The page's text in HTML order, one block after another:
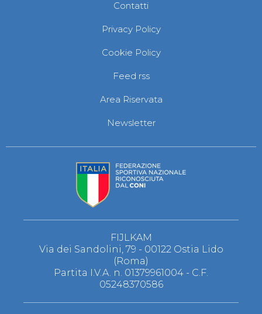
Capoeira
Grappling
BJJ
Pancrazio/Pankration
S'istrumpa
News
Calendario Attività
Difesa Personale MGA
La disciplina
News
Merchandising
Contatti
News
Cookies Accept
Newsletter
Webinar
Corsi Monotematici
Corsi di Specializzazione
Corsi FIJLKAM-FISDIR
Corsi Preparatore Fisico
Edutraining class - Didattica infantile
Corso Direttore di Gara
Contatti
Privacy Policy
Cookie Policy
Feed rss
Area Riservata
Newsletter
FIJLKAM
Via dei Sandolini, 79 - 00122 Ostia Lido
(Roma)
Partita I.V.A. n. 01379961004 - C.F.
05248370586